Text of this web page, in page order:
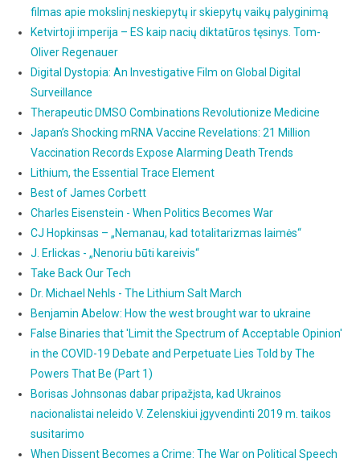
filmas apie mokslinį neskiepytų ir skiepytų vaikų palyginimą
Ketvirtoji imperija – ES kaip nacių diktatūros tęsinys. Tom-
Oliver Regenauer
Digital Dystopia: An Investigative Film on Global Digital
Surveillance
Therapeutic DMSO Combinations Revolutionize Medicine
Japan’s Shocking mRNA Vaccine Revelations: 21 Million
Vaccination Records Expose Alarming Death Trends
Lithium, the Essential Trace Element
Best of James Corbett
Charles Eisenstein - When Politics Becomes War
CJ Hopkinsas – „Nemanau, kad totalitarizmas laimės“
J. Erlickas - „Nenoriu būti kareivis“
Take Back Our Tech
Dr. Michael Nehls - The Lithium Salt March
Benjamin Abelow: How the west brought war to ukraine
False Binaries that 'Limit the Spectrum of Acceptable Opinion'
in the COVID-19 Debate and Perpetuate Lies Told by The
Powers That Be (Part 1)
Borisas Johnsonas dabar pripažįsta, kad Ukrainos
nacionalistai neleido V. Zelenskiui įgyvendinti 2019 m. taikos
susitarimo
When Dissent Becomes a Crime: The War on Political Speech